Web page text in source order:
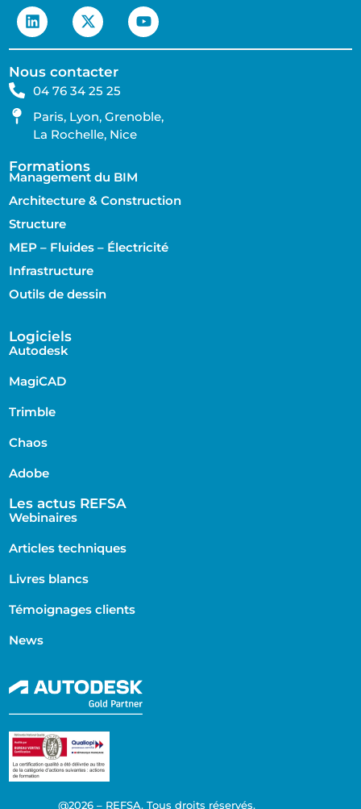
Nous contacter
04 76 34 25 25
Paris, Lyon, Grenoble,
La Rochelle, Nice
Formations
Management du BIM
Architecture & Construction
Structure
MEP – Fluides – Électricité
Infrastructure
Outils de dessin
Logiciels
Autodesk
MagiCAD
Trimble
Chaos
Adobe
Les actus REFSA
Webinaires
Articles techniques
Livres blancs
Témoignages clients
News
@2026 – REFSA. Tous droits réservés.